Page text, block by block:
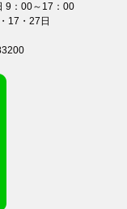
9：00～17：00
17・27日